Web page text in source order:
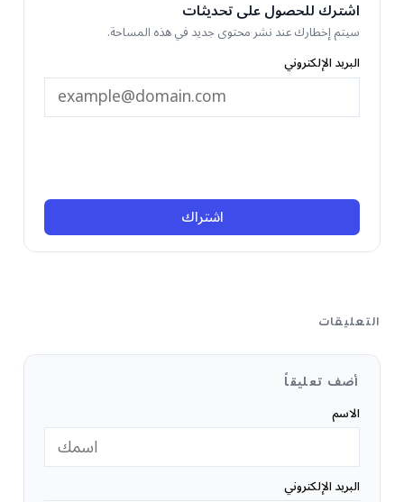
اشترك للحصول على تحديثات
سيتم إخطارك عند نشر محتوى جديد في هذه المساحة.
البريد الإلكتروني
اشتراك
التعليقات
أضف تعليقاً
الاسم
البريد الإلكتروني